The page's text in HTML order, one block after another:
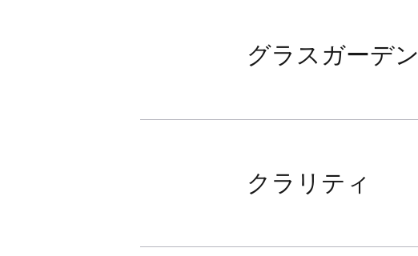
グラスガーデン
クラリティ